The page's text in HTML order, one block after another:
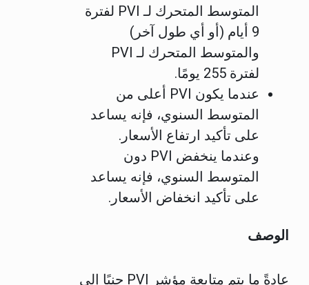
المتوسط المتحرك لـ PVI لفترة
9 أيام (أو أي طول آخر)
والمتوسط المتحرك لـ PVI
لفترة 255 يومًا.
عندما يكون PVI أعلى من
المتوسط السنوي، فإنه يساعد
على تأكيد ارتفاع الأسعار.
وعندما ينخفض PVI دون
المتوسط السنوي، فإنه يساعد
على تأكيد انخفاض الأسعار.
الوصف
عادةً ما يتم متابعة مؤشر PVI جنبًا إلى